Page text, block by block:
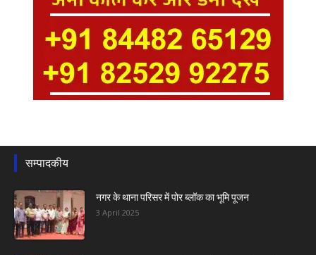
सम्पादकीय
नगर के थाना परिसर में पोर ब्लॉक का भूमि पूजन
3 April 2025